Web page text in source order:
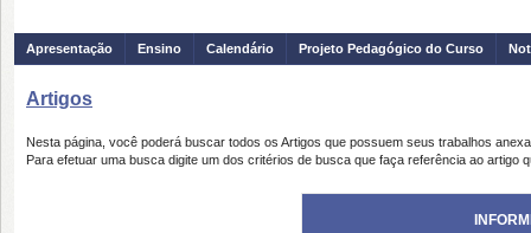
Apresentação Ensino Calendário Projeto Pedagógico do Curso
Artigos
Nesta página, você poderá buscar todos os Artigos que possuem seus trabalhos
Para efetuar uma busca digite um dos critérios de busca que faça referência ao artigo